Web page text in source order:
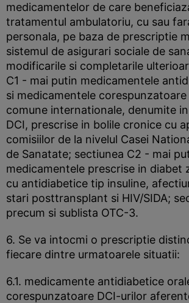
medicamentelor de care
tratamentul ambulatoriu, cu sau
personala, pe baza de prescriptie
sistemul de asigurari sociale de
modificarile si completarile
C1 - mai putin medicamentele
si medicamentele
comune internationale, denumite
DCI, prescrise in bolile cronice cu
comisiilor de la nivelul Casei
de Sanatate; sectiunea C2 - mai
medicamentele prescrise in diabet
cu antidiabetice tip insuline,
stari posttransplant si HIV/SIDA;
precum si sublista OTC-3.
6. Se va intocmi o prescriptie
fiecare dintre urmatoarele situatii:
6.1. medicamente antidiabetice
corespunzatoare DCI-urilor